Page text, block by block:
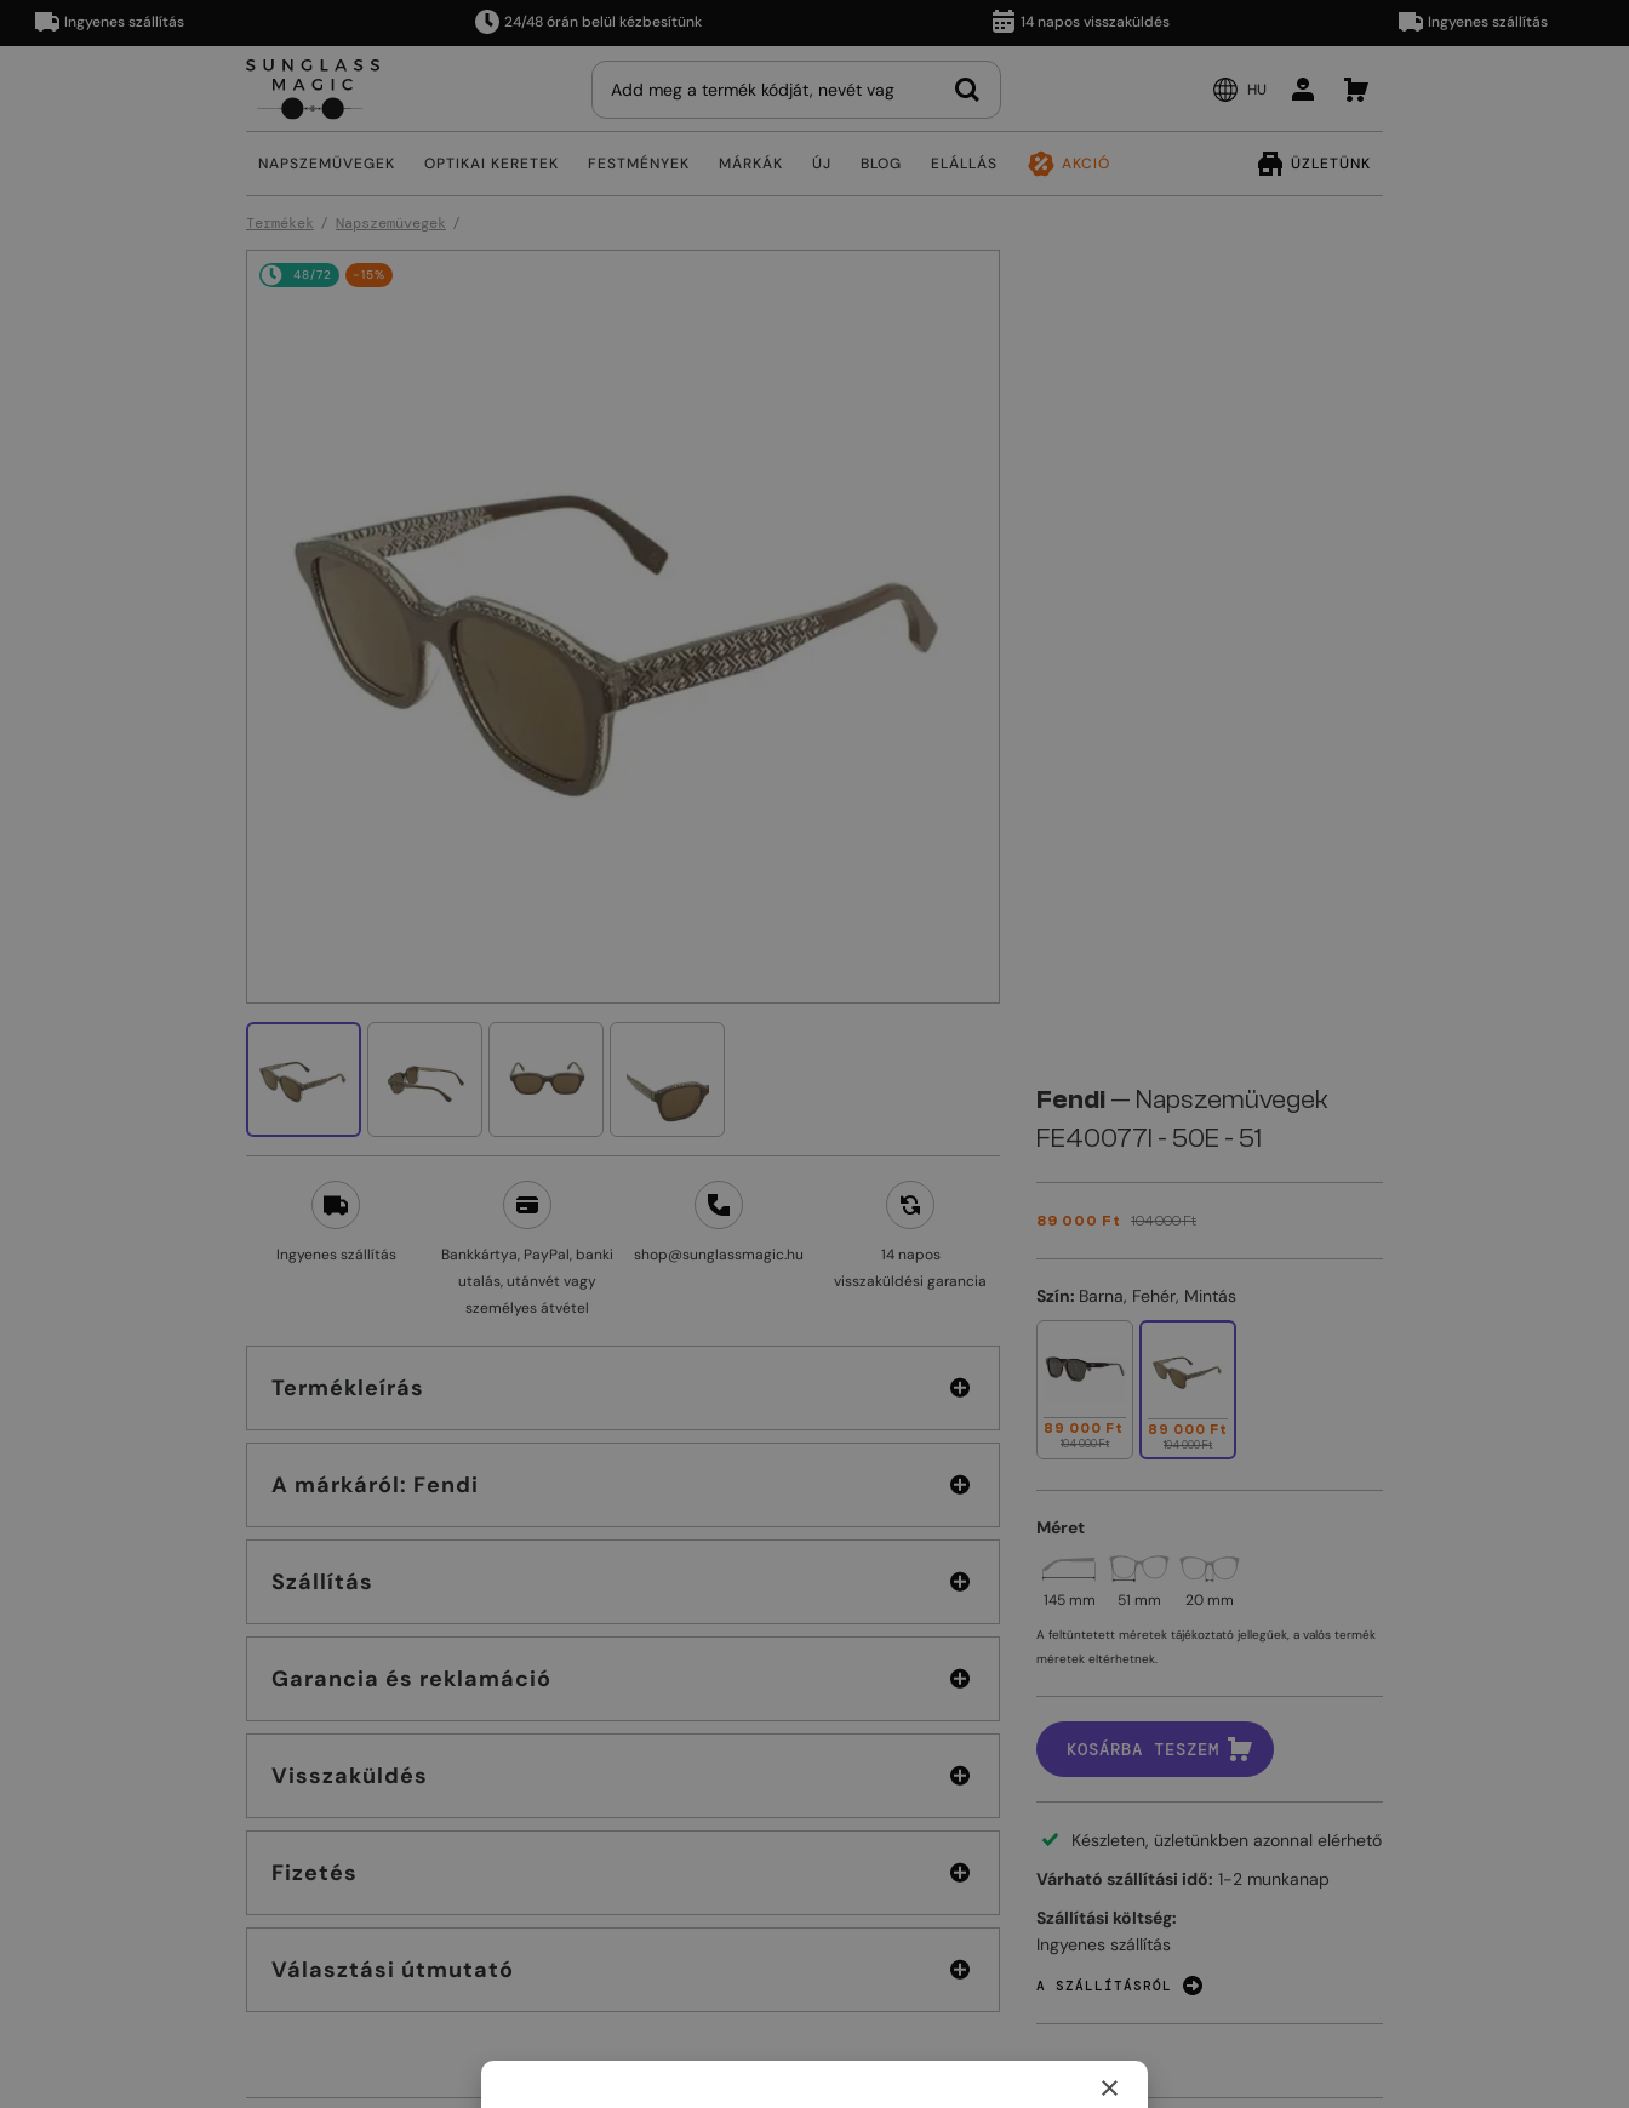
Ingyenes szállítás 24/48 órán belül kézbesítünk 14 napos visszaküldés Ingyenes szállítás
HU
NAPSZEMÜVEGEK OPTIKAI KERETEK FESTMÉNYEK MÁRKÁK ÚJ BLOG ELÁLLÁS AKCIÓ ÜZLETÜNK
Termékek Napszemüvegek
48/72 -15%
Ingyenes szállítás
Bankkártya, PayPal, banki
utalás, utánvét vagy
személyes átvétel
shop@sunglassmagic.hu
14 napos
visszaküldési garancia
Termékleírás
A márkáról: Fendi
Szállítás
Garancia és reklamáció
Visszaküldés
Fizetés
Választási útmutató
Fendi— Napszemüvegek
FE40077I - 50E - 51
89 000 Ft 104 000 Ft
Szín: Barna, Fehér, Mintás
89 000 Ft
104 000 Ft
89 000 Ft
104 000 Ft
Méret
145 mm 51 mm 20 mm
A feltüntetett méretek tájékoztató jellegűek, a valós termék
méretek eltérhetnek.
KOSÁRBA TESZEM
Készleten, üzletünkben azonnal elérhető
Várható szállítási idő: 1-2 munkanap
Szállítási költség:
Ingyenes szállítás
A SZÁLLÍTÁSRÓL
×